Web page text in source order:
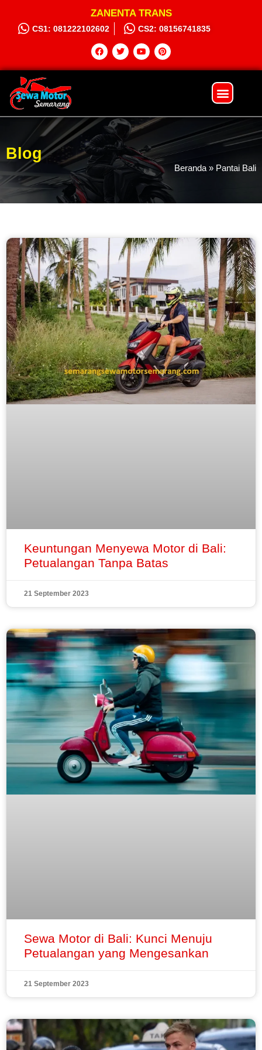
ZANENTA TRANS
CS1: 081222102602 CS2: 08156741835
Blog
Beranda » Pantai Bali
Keuntungan Menyewa Motor di Bali:
Petualangan Tanpa Batas
21 September 2023
Sewa Motor di Bali: Kunci Menuju
Petualangan yang Mengesankan
21 September 2023